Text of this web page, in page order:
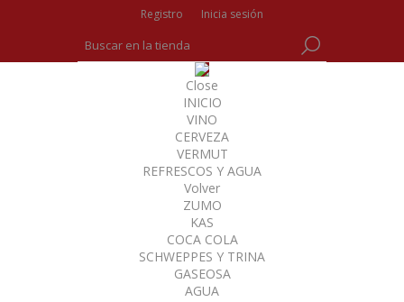
Registro Inicia sesión
Close
INICIO
VINO
CERVEZA
VERMUT
REFRESCOS Y AGUA
Volver
ZUMO
KAS
COCA COLA
SCHWEPPES Y TRINA
GASEOSA
AGUA